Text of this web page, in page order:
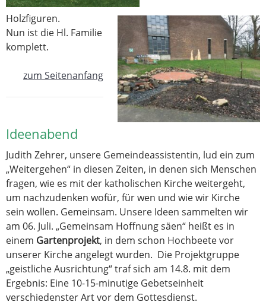
Holzfiguren.
Nun ist die Hl. Familie
komplett.
zum Seitenanfang
Ideenabend
Judith Zehrer, unsere Gemeindeassistentin, lud ein zum
„Weitergehen“ in diesen Zeiten, in denen sich Menschen
fragen, wie es mit der katholischen Kirche weitergeht,
um nachzudenken wofür, für wen und wie wir Kirche
sein wollen. Gemeinsam. Unsere Ideen sammelten wir
am 06. Juli. „Gemeinsam Hoffnung säen“ heißt es in
einem Gartenprojekt, in dem schon Hochbeete vor
unserer Kirche angelegt wurden. Die Projektgruppe
„geistliche Ausrichtung“ traf sich am 14.8. mit dem
Ergebnis: Eine 10-15-minutige Gebetseinheit
verschiedenster Art vor dem Gottesdienst.